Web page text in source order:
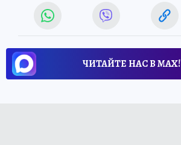
ЧИТАЙТЕ НАС В МАХ!